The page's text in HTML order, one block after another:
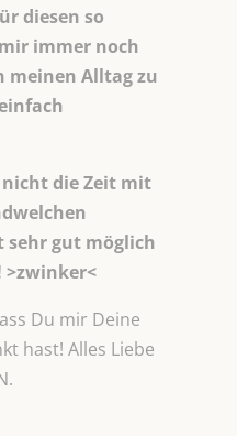
diesen so
immer noch
meinen Alltag zu
die Zeit mit
sehr gut möglich
>zwinker<
Du mir Deine
hast! Alles Liebe